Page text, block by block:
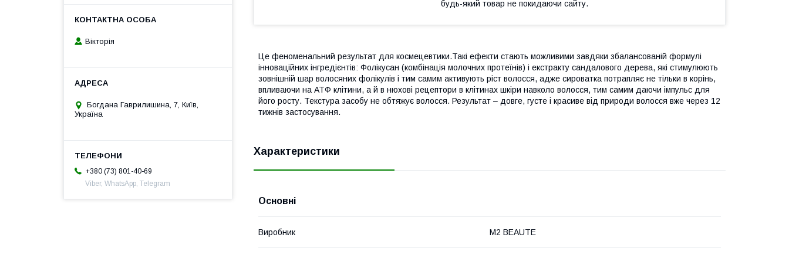
будь-який товар не покидаючи сайту.
Це феноменальний результат для космецевтики.Такі ефекти стають можливими завдяки збалансованій формулі
інноваційних інгредієнтів: Фолікусан (комбінація молочних протеїнів) і екстракту сандалового дерева, які стимулюють
зовнішній шар волосяних фолікулів і тим самим активують ріст волосся, адже сироватка потрапляє не тільки в корінь,
впливаючи на АТФ клітини, а й в нюхові рецептори в клітинах шкіри навколо волосся, тим самим даючи імпульс для
його росту. Текстура засобу не обтяжує волосся. Результат – довге, густе і красиве від природи волосся вже через 12
тижнів застосування.
Характеристики
Основні
Виробник M2 BEAUTE
Вікторія
Богдана Гаврилишина, 7, Київ,
Україна
+380 (73) 801-40-69
Viber, WhatsApp, Telegram